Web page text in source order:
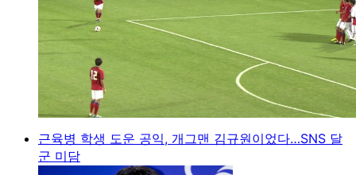
근육병 학생 도운 공익, 개그맨 김규원이었다…SNS 달
군 미담